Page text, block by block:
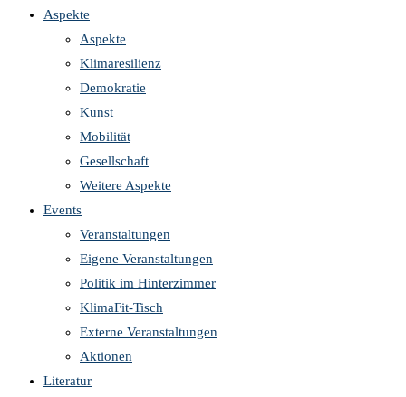
Aspekte
Aspekte
Klimaresilienz
Demokratie
Kunst
Mobilität
Gesellschaft
Weitere Aspekte
Events
Veranstaltungen
Eigene Veranstaltungen
Politik im Hinterzimmer
KlimaFit-Tisch
Externe Veranstaltungen
Aktionen
Literatur